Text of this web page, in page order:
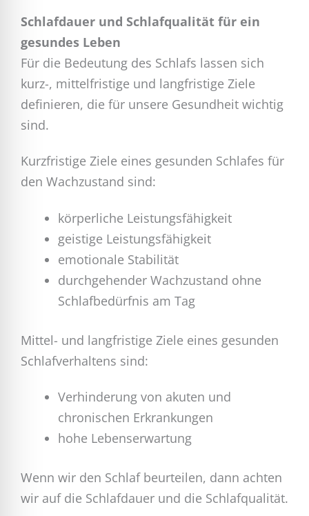
Schlafdauer und Schlafqualität für ein
gesundes Leben
Für die Bedeutung des Schlafs lassen sich
kurz-, mittelfristige und langfristige Ziele
definieren, die für unsere Gesundheit wichtig
sind.
Kurzfristige Ziele eines gesunden Schlafes für
den Wachzustand sind:
körperliche Leistungsfähigkeit
geistige Leistungsfähigkeit
emotionale Stabilität
durchgehender Wachzustand ohne
Schlafbedürfnis am Tag
Mittel- und langfristige Ziele eines gesunden
Schlafverhaltens sind:
Verhinderung von akuten und
chronischen Erkrankungen
hohe Lebenserwartung
Wenn wir den Schlaf beurteilen, dann achten
wir auf die Schlafdauer und die Schlafqualität.